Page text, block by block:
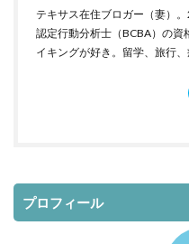
テキサス在住ブロガー（妻）
認定行動分析士（BCBA）の資
イキングが好き。留学、旅行
プロフィール